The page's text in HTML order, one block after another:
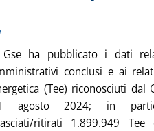
ha pubblicato i dati
conclusi e ai
(Tee) riconosciuti dal
agosto 2024; in
ritirati 1.899.949